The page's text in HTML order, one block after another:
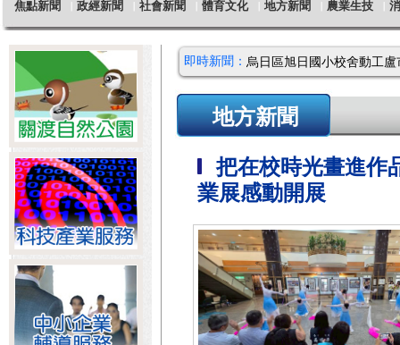
即時新聞：
地方新聞
把在校時光畫進作
業展感動開展